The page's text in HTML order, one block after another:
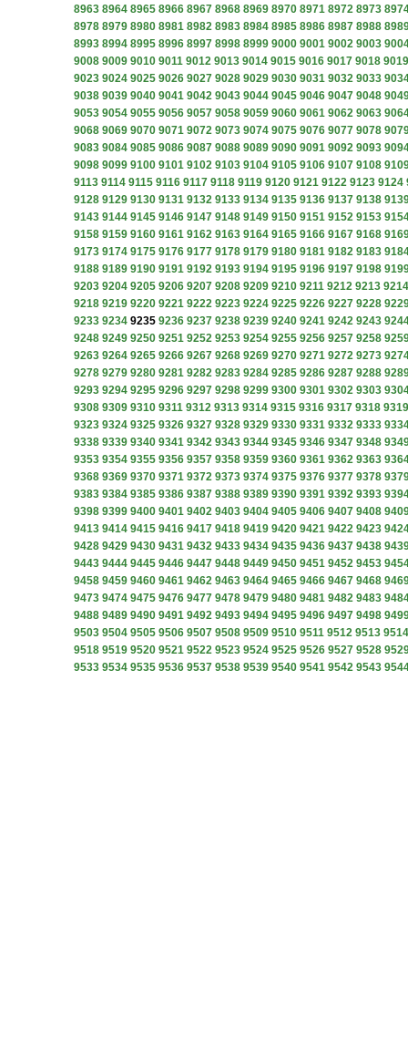
8963 8964 8965 8966 8967 8968 8969 8970 8971 8972 8973
8978 8979 8980 8981 8982 8983 8984 8985 8986 8987 8988
8993 8994 8995 8996 8997 8998 8999 9000 9001 9002 9003
9008 9009 9010 9011 9012 9013 9014 9015 9016 9017 9018 9019
9023 9024 9025 9026 9027 9028 9029 9030 9031 9032 9033
9038 9039 9040 9041 9042 9043 9044 9045 9046 9047 9048
9053 9054 9055 9056 9057 9058 9059 9060 9061 9062 9063
9068 9069 9070 9071 9072 9073 9074 9075 9076 9077 9078
9083 9084 9085 9086 9087 9088 9089 9090 9091 9092 9093
9098 9099 9100 9101 9102 9103 9104 9105 9106 9107 9108
9113 9114 9115 9116 9117 9118 9119 9120 9121 9122 9123 9124
9128 9129 9130 9131 9132 9133 9134 9135 9136 9137 9138
9143 9144 9145 9146 9147 9148 9149 9150 9151 9152 9153
9158 9159 9160 9161 9162 9163 9164 9165 9166 9167 9168
9173 9174 9175 9176 9177 9178 9179 9180 9181 9182 9183
9188 9189 9190 9191 9192 9193 9194 9195 9196 9197 9198
9203 9204 9205 9206 9207 9208 9209 9210 9211 9212 9213 9214
9218 9219 9220 9221 9222 9223 9224 9225 9226 9227 9228
9233 9234 9235 9236 9237 9238 9239 9240 9241 9242 9243
9248 9249 9250 9251 9252 9253 9254 9255 9256 9257 9258
9263 9264 9265 9266 9267 9268 9269 9270 9271 9272 9273
9278 9279 9280 9281 9282 9283 9284 9285 9286 9287 9288
9293 9294 9295 9296 9297 9298 9299 9300 9301 9302 9303
9308 9309 9310 9311 9312 9313 9314 9315 9316 9317 9318 9319
9323 9324 9325 9326 9327 9328 9329 9330 9331 9332 9333
9338 9339 9340 9341 9342 9343 9344 9345 9346 9347 9348
9353 9354 9355 9356 9357 9358 9359 9360 9361 9362 9363
9368 9369 9370 9371 9372 9373 9374 9375 9376 9377 9378
9383 9384 9385 9386 9387 9388 9389 9390 9391 9392 9393
9398 9399 9400 9401 9402 9403 9404 9405 9406 9407 9408
9413 9414 9415 9416 9417 9418 9419 9420 9421 9422 9423
9428 9429 9430 9431 9432 9433 9434 9435 9436 9437 9438
9443 9444 9445 9446 9447 9448 9449 9450 9451 9452 9453
9458 9459 9460 9461 9462 9463 9464 9465 9466 9467 9468
9473 9474 9475 9476 9477 9478 9479 9480 9481 9482 9483
9488 9489 9490 9491 9492 9493 9494 9495 9496 9497 9498
9503 9504 9505 9506 9507 9508 9509 9510 9511 9512 9513 9514
9518 9519 9520 9521 9522 9523 9524 9525 9526 9527 9528
9533 9534 9535 9536 9537 9538 9539 9540 9541 9542 9543